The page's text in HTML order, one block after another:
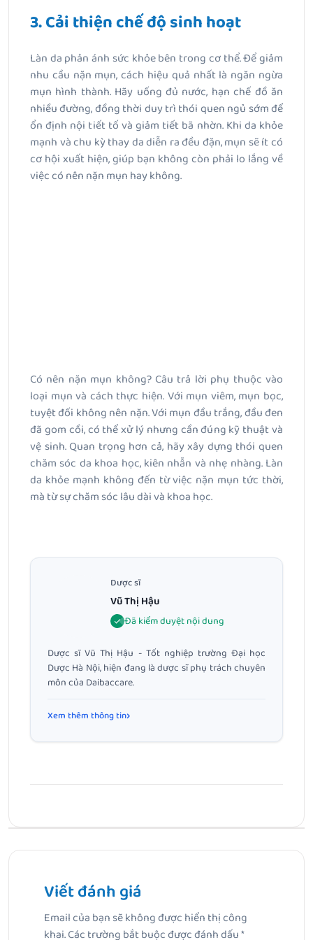
3. Cải thiện chế độ sinh hoạt
Làn da phản ánh sức khỏe bên trong cơ thể. Để giảm
nhu cầu nặn mụn, cách hiệu quả nhất là ngăn ngừa
mụn hình thành. Hãy uống đủ nước, hạn chế đồ ăn
nhiều đường, đồng thời duy trì thói quen ngủ sớm để
ổn định nội tiết tố và giảm tiết bã nhờn. Khi da khỏe
mạnh và chu kỳ thay da diễn ra đều đặn, mụn sẽ ít có
cơ hội xuất hiện, giúp bạn không còn phải lo lắng về
việc có nên nặn mụn hay không.
Có nên nặn mụn không? Câu trả lời phụ thuộc vào
loại mụn và cách thực hiện. Với mụn viêm, mụn bọc,
tuyệt đối không nên nặn. Với mụn đầu trắng, đầu đen
đã gom cồi, có thể xử lý nhưng cần đúng kỹ thuật và
vệ sinh. Quan trọng hơn cả, hãy xây dựng thói quen
chăm sóc da khoa học, kiên nhẫn và nhẹ nhàng. Làn
da khỏe mạnh không đến từ việc nặn mụn tức thời,
mà từ sự chăm sóc lâu dài và khoa học.
Dược sĩ
Vũ Thị Hậu
Đã kiểm duyệt nội dung
Dược sĩ Vũ Thị Hậu - Tốt nghiệp trường Đại học
Dược Hà Nội, hiện đang là dược sĩ phụ trách chuyên
môn của Daibaccare.
Xem thêm thông tin
Làm trắng da khoa học: Lộ trình từ tế bào giúp da sáng
Bài Tiếp Theo
Viết đánh giá
Email của bạn sẽ không được hiển thị công
khai.Các trường bắt buộc được đánh dấu*